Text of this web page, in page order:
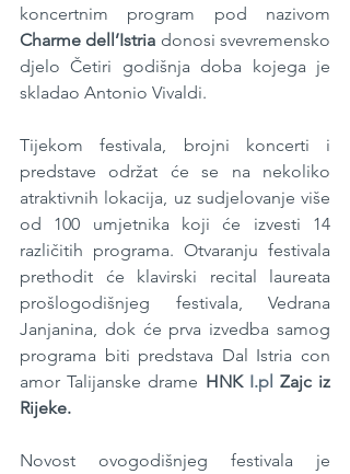
Charme dell’Istria donosi svevremensko
djelo Četiri godišnja doba kojega je
skladao Antonio Vivaldi.
Tijekom festivala, brojni koncerti i
predstave održat će se na nekoliko
atraktivnih lokacija, uz sudjelovanje više
od 100 umjetnika koji će izvesti 14
različitih programa. Otvaranju festivala
prethodit će klavirski recital laureata
prošlogodišnjeg festivala, Vedrana
Janjanina, dok će prva izvedba samog
programa biti predstava Dal Istria con
amor Talijanske drame HNK I.pl Zajc iz
Rijeke.
Novost ovogodišnjeg festivala je